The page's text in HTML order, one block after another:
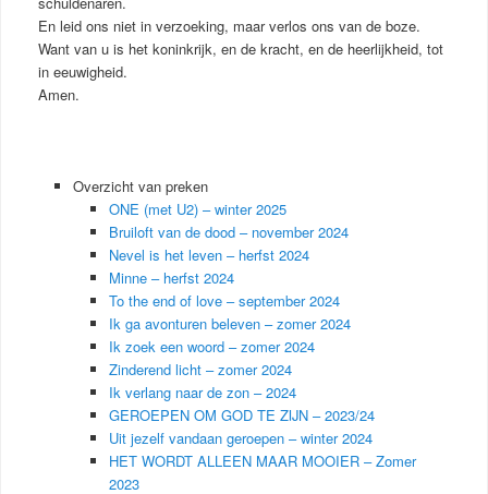
En leid ons niet in verzoeking, maar verlos ons van de boze.
Want van u is het koninkrijk, en de kracht, en de heerlijkheid, tot
in eeuwigheid.
Amen.
Overzicht van preken
ONE (met U2) – winter 2025
Bruiloft van de dood – november 2024
Nevel is het leven – herfst 2024
Minne – herfst 2024
To the end of love – september 2024
Ik ga avonturen beleven – zomer 2024
Ik zoek een woord – zomer 2024
Zinderend licht – zomer 2024
Ik verlang naar de zon – 2024
GEROEPEN OM GOD TE ZIJN – 2023/24
Uit jezelf vandaan geroepen – winter 2024
HET WORDT ALLEEN MAAR MOOIER – Zomer
2023